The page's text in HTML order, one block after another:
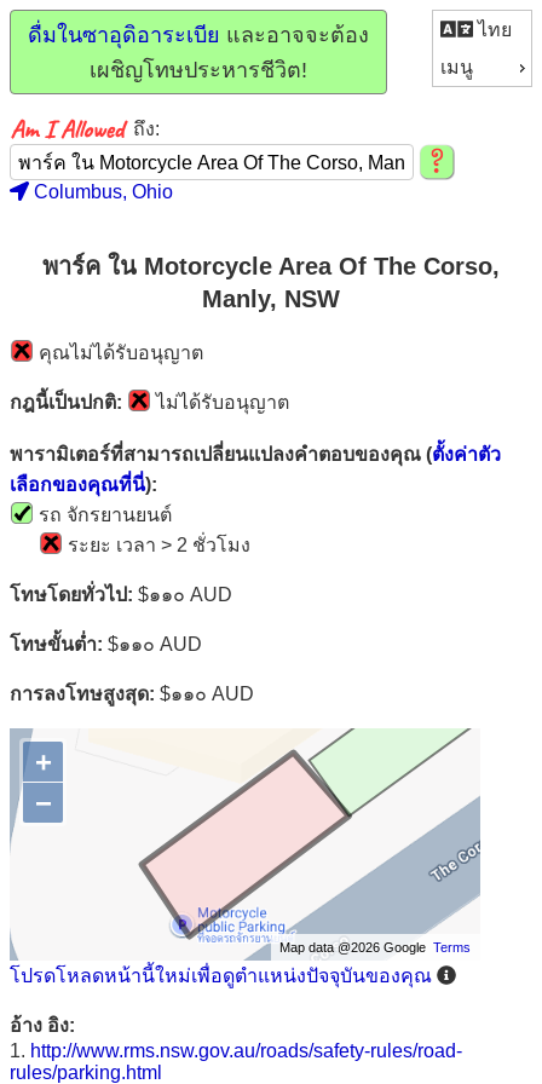
ไทย
เมนู
ดื่มในซาอุดิอาระเบีย และอาจจะต้อง
เผชิญโทษประหารชีวิต!
ถึง:
Columbus, Ohio
พาร์ค ใน Motorcycle Area Of The Corso,
Manly, NSW
คุณไม่ได้รับอนุญาต
กฎนี้เป็นปกติ: ไม่ได้รับอนุญาต
พารามิเตอร์ที่สามารถเปลี่ยนแปลงคำตอบของคุณ (ตั้งค่าตัว
เลือกของคุณที่นี่):
รถ จักรยานยนต์
ระยะ เวลา > 2 ชั่วโมง
โทษโดยทั่วไป: $๑๑๐ AUD
โทษขั้นต่ำ: $๑๑๐ AUD
การลงโทษสูงสุด: $๑๑๐ AUD
+
−
Map data @2026 GoogleTerms
โปรดโหลดหน้านี้ใหม่เพื่อดูตำแหน่งปัจจุบันของคุณ
อ้าง อิง:
1. http://www.rms.nsw.gov.au/roads/safety-rules/road-
rules/parking.html